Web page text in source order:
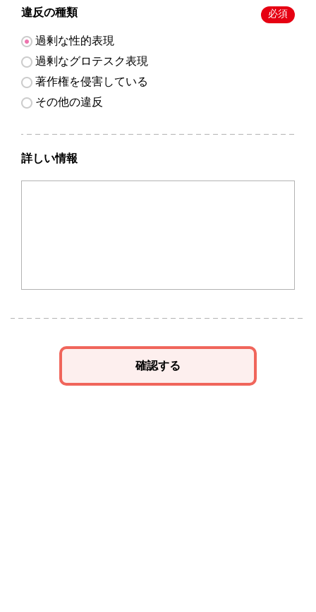
違反の種類 必須
過剰な性的表現
過剰なグロテスク表現
著作権を侵害している
その他の違反
詳しい情報
確認する